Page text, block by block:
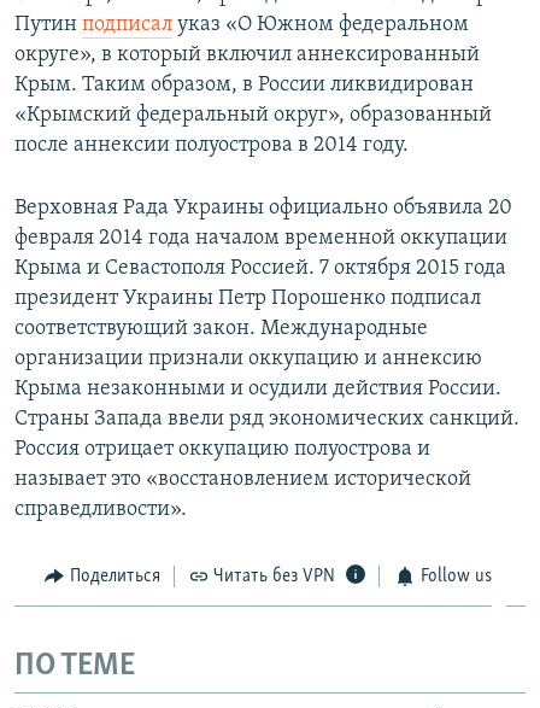
Путин подписал указ «О Южном федеральном
округе», в который включил аннексированный
Крым. Таким образом, в России ликвидирован
«Крымский федеральный округ», образованный
после аннексии полуострова в 2014 году.
Верховная Рада Украины официально объявила 20
февраля 2014 года началом временной оккупации
Крыма и Севастополя Россией. 7 октября 2015 года
президент Украины Петр Порошенко подписал
соответствующий закон. Международные
организации признали оккупацию и аннексию
Крыма незаконными и осудили действия России.
Страны Запада ввели ряд экономических санкций.
Россия отрицает оккупацию полуострова и
называет это «восстановлением исторической
справедливости».
Поделиться Читать без VPN Follow us
ПО ТЕМЕ